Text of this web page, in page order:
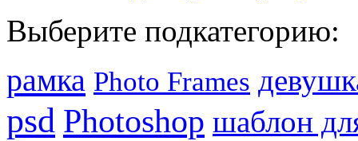
Выберите подкатегорию:
рамка Photo Frames
psd Photoshop шаблон